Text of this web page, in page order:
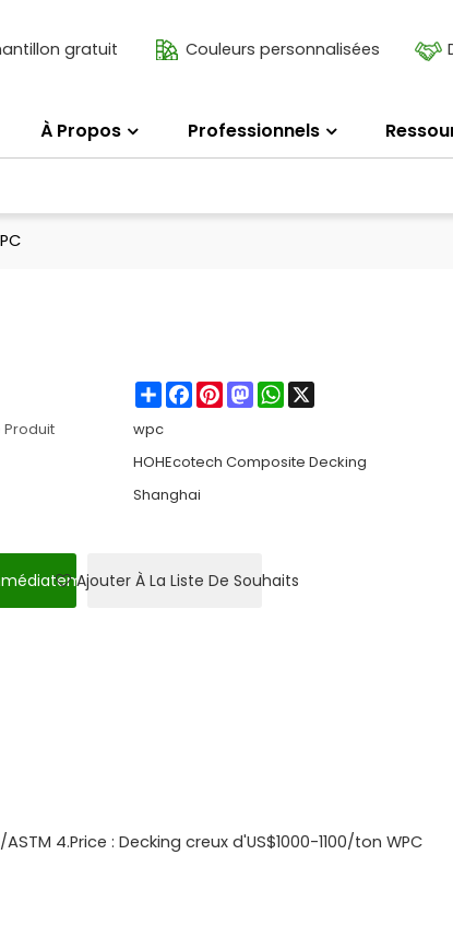
gratuit Couleurs personnalisées
À Propos Professionnels
ShareFacebook
PinterestMastodonWhatsApp
wpc
HOHEcotech Composite Decking
Shanghai
Ajouter À La Liste De Souhaits
4.Price : Decking creux d'US$1000-1100/ton WPC